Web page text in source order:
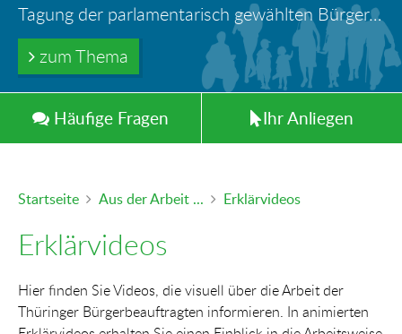
Tagung der parlamentarisch gewählten Bürger-und Polizeibeauftragten der Länder in Berlin
zum Thema
Information: Die Wohngeldstelle darf Nachweise über Bemühungen zur Aufnahme einer Erwerbstätigkeit fordern
zum Thema
Türöffnung durch Feuerwehr – wer haftet für die Folgen?
zum Thema
Trinkwasserleitungen aus Blei - gefährlich und inzwischen auch verboten!
zum Thema
Ihr Anliegen in guten Händen
zum Thema
Häufige Fragen IhrAnliegen
Startseite Aus der Arbeit ... Erklärvideos
Erklärvideos
Hier finden Sie Videos, die visuell über die Arbeit der
Thüringer Bürgerbeauftragten informieren. In animierten